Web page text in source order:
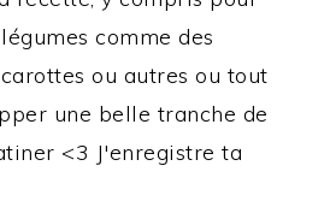
comme des
ou autres ou tout
une belle tranche de
<3 J'enregistre ta